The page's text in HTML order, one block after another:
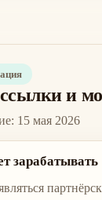
и
: 15 мая 2026
зарабатывать